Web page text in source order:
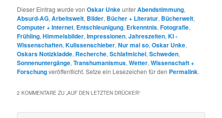
Dieser Eintrag wurde vonOskar UnkeunterAbendstimmung,
Absurd-AG,Arbeitswelt, Bilder, Bücher + Literatur, Bücherwelt,
Computer + Internet, Entschleunigung, Erkenntnis,Fotografie,
Frühling,Himmelsbilder,Impressionen,Jahreszeiten,KI -
Wissenschaften,Kulissenschieber,Nur mal so,Oskar Unke,
Oskars Notizkladde, Recherche,Schlafmichel,Schweden,
Sonnenuntergänge,Transhumanismus,Wetter,Wissenschaft +
Forschungveröffentlicht. Setze ein Lesezeichen für den Permalink.
2 KOMMENTARE ZU „AUF DEN LETZTEN DRÜCKER“